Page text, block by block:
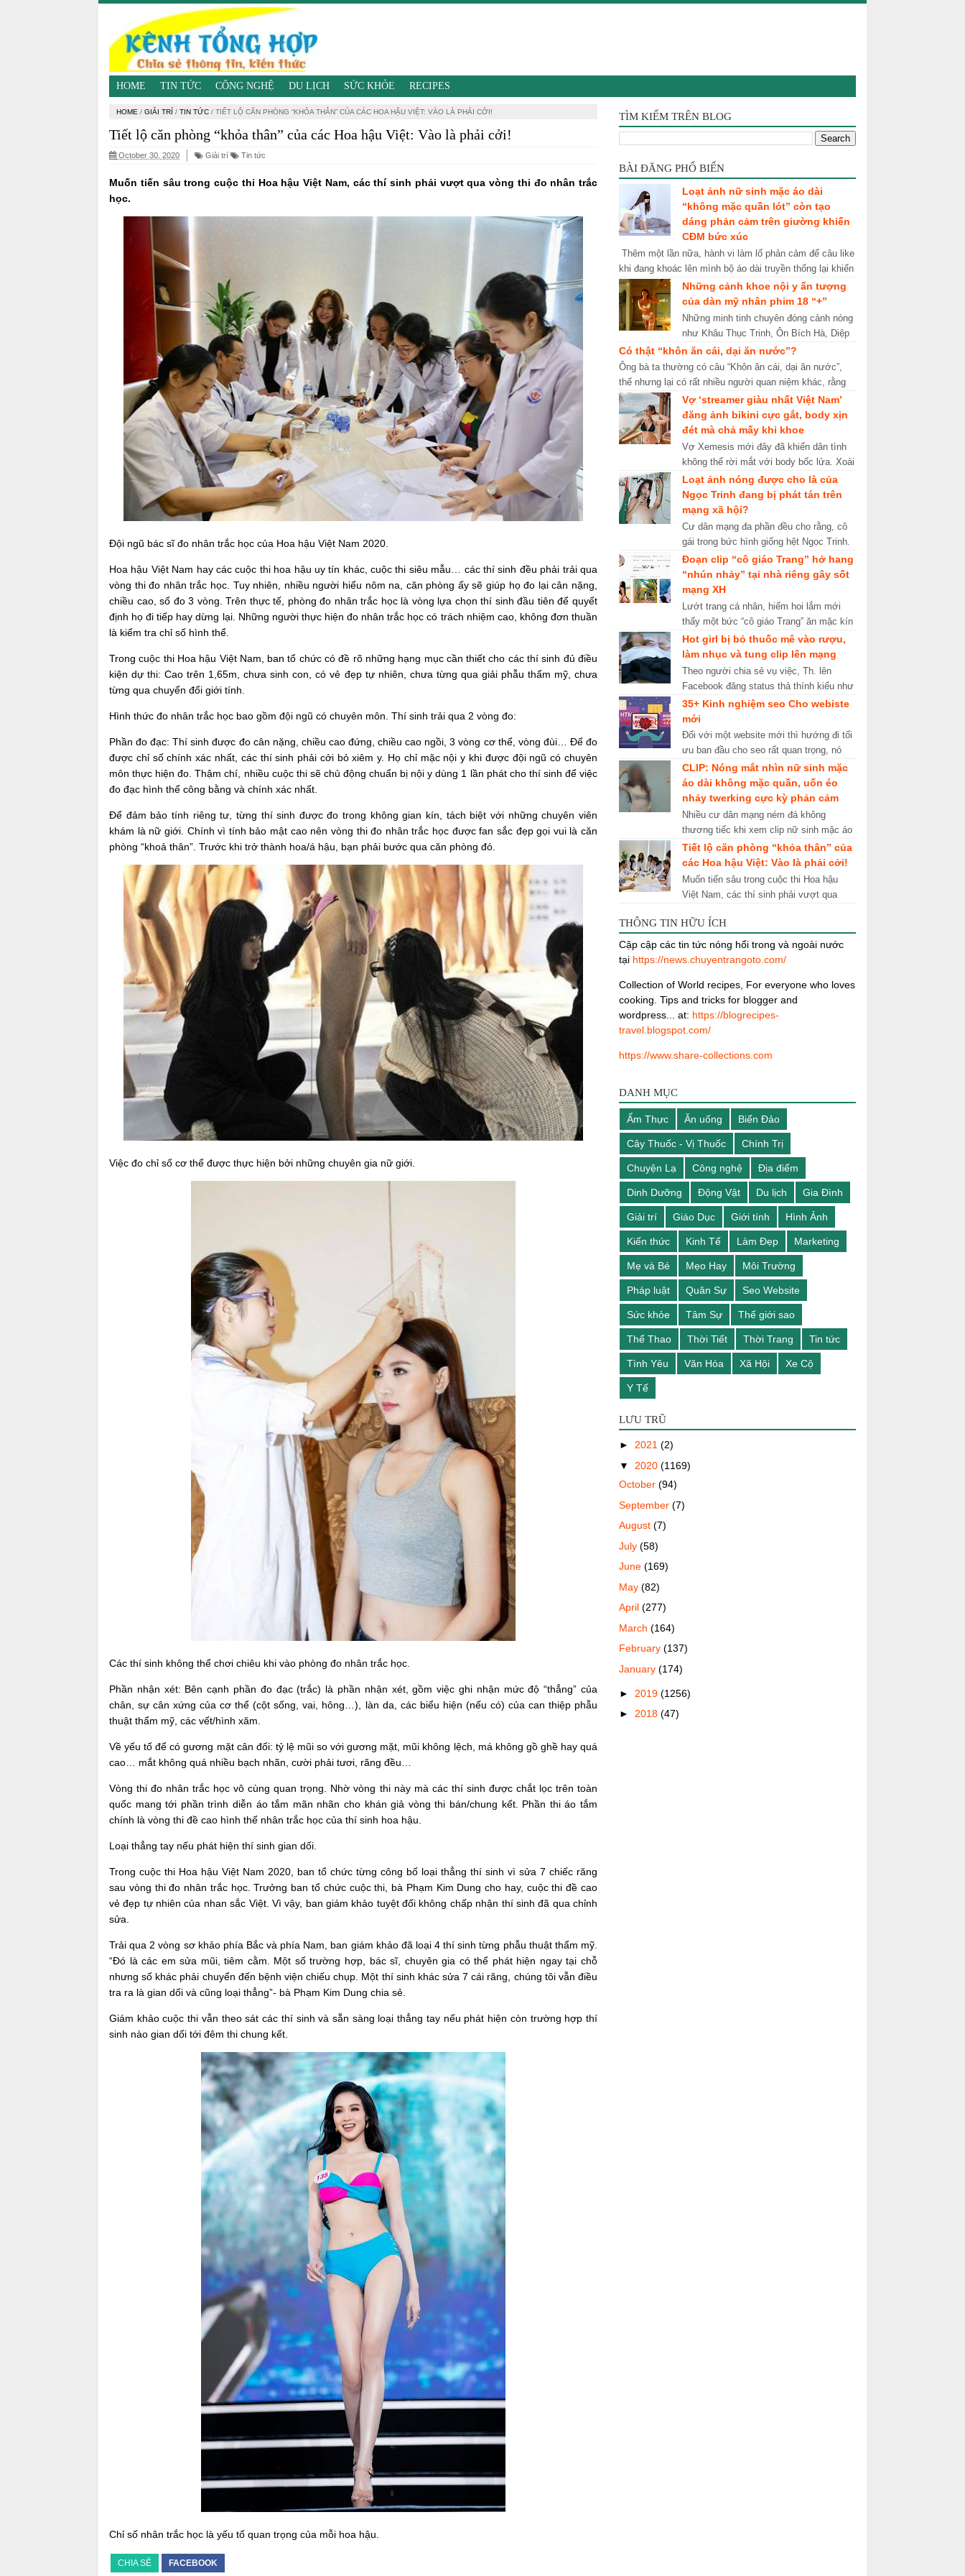
HOME TIN TỨC CÔNG NGHỆ DU LỊCH SỨC KHỎE RECIPES
HOME / GIẢI TRÍ / TIN TỨC / TIẾT LỘ CĂN PHÒNG “KHỎA THÂN” CỦA CÁC HOA HẬU VIỆT: VÀO LÀ PHẢI CỞI!
Tiết lộ căn phòng “khỏa thân” của các Hoa hậu Việt: Vào là phải cởi!
October 30, 2020 Giải trí Tin tức
Muốn tiến sâu trong cuộc thi Hoa hậu Việt Nam, các thí sinh phải vượt qua vòng thi đo nhân trắc
học.
Đội ngũ bác sĩ đo nhân trắc học của Hoa hậu Việt Nam 2020.
Hoa hậu Việt Nam hay các cuộc thi hoa hậu uy tín khác, cuộc thi siêu mẫu… các thí sinh đều phải trải qua
vòng thi đo nhân trắc học. Tuy nhiên, nhiều người hiểu nôm na, căn phòng ấy sẽ giúp họ đo lại cân nặng,
chiều cao, số đo 3 vòng. Trên thực tế, phòng đo nhân trắc học là vòng lựa chọn thí sinh đầu tiên để quyết
định họ đi tiếp hay dừng lại. Những người thực hiện đo nhân trắc học có trách nhiệm cao, không đơn thuần
là kiểm tra chỉ số hình thể.
Trong cuộc thi Hoa hậu Việt Nam, ban tổ chức có đề rõ những hạng mục cần thiết cho các thí sinh đủ điều
kiện dự thi: Cao trên 1,65m, chưa sinh con, có vẻ đẹp tự nhiên, chưa từng qua giải phẫu thẩm mỹ, chưa
từng qua chuyển đổi giới tính.
Hình thức đo nhân trắc học bao gồm đội ngũ có chuyên môn. Thí sinh trải qua 2 vòng đo:
Phần đo đạc: Thí sinh được đo cân nặng, chiều cao đứng, chiều cao ngồi, 3 vòng cơ thể, vòng đùi… Để đo
được chỉ số chính xác nhất, các thí sinh phải cởi bỏ xiêm y. Họ chỉ mặc nội y khi được đội ngũ có chuyên
môn thực hiện đo. Thậm chí, nhiều cuộc thi sẽ chủ động chuẩn bị nội y dùng 1 lần phát cho thí sinh để việc
đo đạc hình thể công bằng và chính xác nhất.
Để đảm bảo tính riêng tư, từng thí sinh được đo trong không gian kín, tách biệt với những chuyên viên
khám là nữ giới. Chính vì tính bảo mật cao nên vòng thi đo nhân trắc học được fan sắc đẹp gọi vui là căn
phòng “khoả thân”. Trước khi trở thành hoa/á hậu, bạn phải bước qua căn phòng đó.
Việc đo chỉ số cơ thể được thực hiện bởi những chuyên gia nữ giới.
Các thí sinh không thể chơi chiêu khi vào phòng đo nhân trắc học.
Phần nhận xét: Bên cạnh phần đo đạc (trắc) là phần nhận xét, gồm việc ghi nhận mức độ “thẳng” của
chân, sự cân xứng của cơ thể (cột sống, vai, hông…), làn da, các biểu hiện (nếu có) của can thiệp phẫu
thuật thẩm mỹ, các vết/hình xăm.
Về yếu tố để có gương mặt cân đối: tỷ lệ mũi so với gương mặt, mũi không lệch, má không gồ ghề hay quá
cao… mắt không quá nhiều bạch nhãn, cười phải tươi, răng đều…
Vòng thi đo nhân trắc học vô cùng quan trọng. Nhờ vòng thi này mà các thí sinh được chắt lọc trên toàn
quốc mang tới phần trình diễn áo tắm mãn nhãn cho khán giả vòng thi bán/chung kết. Phần thi áo tắm
chính là vòng thi đề cao hình thể nhân trắc học của thí sinh hoa hậu.
Loại thẳng tay nếu phát hiện thí sinh gian dối.
Trong cuộc thi Hoa hậu Việt Nam 2020, ban tổ chức từng công bố loại thẳng thí sinh vì sửa 7 chiếc răng
sau vòng thi đo nhân trắc học. Trưởng ban tổ chức cuộc thi, bà Phạm Kim Dung cho hay, cuộc thi đề cao
vẻ đẹp tự nhiên của nhan sắc Việt. Vì vậy, ban giám khảo tuyệt đối không chấp nhận thí sinh đã qua chỉnh
sửa.
Trải qua 2 vòng sơ khảo phía Bắc và phía Nam, ban giám khảo đã loại 4 thí sinh từng phẫu thuật thẩm mỹ.
“Đó là các em sửa mũi, tiêm cằm. Một số trường hợp, bác sĩ, chuyên gia có thể phát hiện ngay tại chỗ
nhưng số khác phải chuyển đến bệnh viện chiếu chụp. Một thí sinh khác sửa 7 cái răng, chúng tôi vẫn điều
tra ra là gian dối và cũng loại thẳng”- bà Phạm Kim Dung chia sẻ.
Giám khảo cuộc thi vẫn theo sát các thí sinh và sẵn sàng loại thẳng tay nếu phát hiện còn trường hợp thí
sinh nào gian dối tới đêm thi chung kết.
Chỉ số nhân trắc học là yếu tố quan trọng của mỗi hoa hậu.
CHIA SẺ FACEBOOK
TÌM KIẾM TRÊN BLOG
BÀI ĐĂNG PHỔ BIẾN
Loạt ảnh nữ sinh mặc áo dài
“không mặc quần lót” còn tạo
dáng phản cảm trên giường khiến
CĐM bức xúc
Thêm một lần nữa, hành vi làm lố phản cảm để câu like
khi đang khoác lên mình bộ áo dài truyền thống lại khiến
khổ chủ nhận về cái kết ê ch...Những cảnh khoe nội y ấn tượng
của dàn mỹ nhân phim 18 “+”
Những minh tinh chuyên đóng cảnh nóng
như Khâu Thục Trinh, Ôn Bích Hà, Diệp
Tử My … từng khiến nam giới xao xuyến
khi trút bỏ trang phục, kh...
Có thật “khôn ăn cái, dại ăn nước”?
Ông bà ta thường có câu “Khôn ăn cái, dại ăn nước”,
thế nhưng lại có rất nhiều người quan niệm khác, rằng
khi hầm thịt, hầm xương... các chấ...
Vợ ‘streamer giàu nhất Việt Nam’
đăng ảnh bikini cực gắt, body xịn
đét mà chả mấy khi khoe
Vợ Xemesis mới đây đã khiến dân tình
không thể rời mắt với body bốc lửa. Xoài
Non (tên thật là Phạm Thuỳ Trang, sinh
năm 2002) không còn là ...
Loạt ảnh nóng được cho là của
Ngọc Trinh đang bị phát tán trên
mạng xã hội?
Cư dân mạng đa phần đều cho rằng, cô
gái trong bức hình giống hệt Ngọc Trinh.
Mới đây, một vài bức hình khỏa thân lộ
nguyên vòng 1 được cho ...
Đoạn clip “cô giáo Trang” hở hang
“nhún nhảy” tại nhà riêng gây sốt
mạng XH
Lướt trang cá nhân, hiếm hoi lắm mới
thấy một bức “cô giáo Trang” ăn mặc kín
đáo. Những ngày qua, mạng xã hội xôn
xao về cái tên “cô giáo Tr...
Hot girl bị bỏ thuốc mê vào rượu,
làm nhục và tung clip lên mạng
Theo người chia sẻ vụ việc, Th. lên
Facebook đăng status thả thính kiểu như
đang ế và không có ai chở đi chơi ngày
tết. Thấy Th. vừa xinh, c...
35+ Kinh nghiệm seo Cho webiste
mới
Đối với một website mới thì hướng đi tối
ưu ban đầu cho seo rất quan trọng, nó
ảnh hưởng đến kết quả lâu dài sau này
đối với sự phát triển c...
CLIP: Nóng mắt nhìn nữ sinh mặc
áo dài không mặc quần, uốn éo
nhảy twerking cực kỳ phản cảm
Nhiều cư dân mạng ném đá không
thương tiếc khi xem clip nữ sinh mặc áo
dài trắng nhưng không chịu mặc quần,
uốn éo nhảy điệu twerking vô cù...
Tiết lộ căn phòng “khỏa thân” của
các Hoa hậu Việt: Vào là phải cởi!
Muốn tiến sâu trong cuộc thi Hoa hậu
Việt Nam, các thí sinh phải vượt qua
đo nhân trắc học của Hoa...
THÔNG TIN HỮU ÍCH
Cập cập các tin tức nóng hổi trong và ngoài nước
tại https://news.chuyentrangoto.com/
Collection of World recipes, For everyone who loves
cooking. Tips and tricks for blogger and
wordpress... at: https://blogrecipes-
travel.blogspot.com/
https://www.share-collections.com
DANH MỤC
Ẩm Thực Ăn uống Biển Đảo
Cây Thuốc - Vị Thuốc Chính Trị
Chuyện Lạ Công nghệ Địa điểm
Dinh Dưỡng Động Vật Du lịch Gia Đình
Giải trí Giáo Dục Giới tính Hình Ảnh
Kiến thức Kinh Tế Làm Đẹp Marketing
Mẹ và Bé Mẹo Hay Môi Trường
Pháp luật Quân Sự Seo Website
Sức khỏe Tâm Sự Thế giới sao
Thể Thao Thời Tiết Thời Trang Tin tức
Tình Yêu Văn Hóa Xã Hội Xe Cộ
Y Tế
LƯU TRŨ
► 2021 (2)
▼ 2020 (1169)
October (94)
September (7)
August (7)
July (58)
June (169)
May (82)
April (277)
March (164)
February (137)
January (174)
► 2019 (1256)
► 2018 (47)